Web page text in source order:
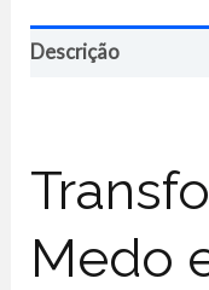
Descrição
Medo